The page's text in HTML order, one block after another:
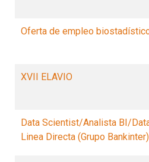
Oferta de empleo
XVII ELAVIO
Data Scientist/Analista BI/
Linea Directa (Grupo Bankinter)